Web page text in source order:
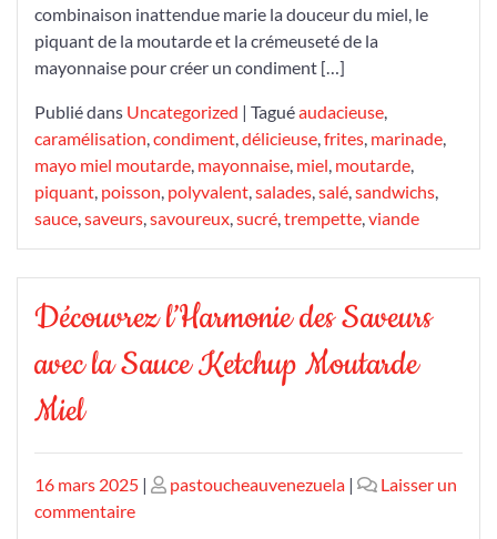
combinaison inattendue marie la douceur du miel, le
piquant de la moutarde et la crémeuseté de la
mayonnaise pour créer un condiment […]
Publié dans Uncategorized | Taguéaudacieuse,
caramélisation,condiment,délicieuse,frites, marinade,
mayo miel moutarde, mayonnaise, miel, moutarde,
piquant, poisson, polyvalent,salades,salé,sandwichs,
sauce,saveurs,savoureux,sucré,trempette,viande
Découvrez l’Harmonie des Saveurs
avec la Sauce Ketchup Moutarde
Miel
Publié
le
16 mars 2025 | Publié
pastoucheauvenezuela |
Laisser un
commentairesur